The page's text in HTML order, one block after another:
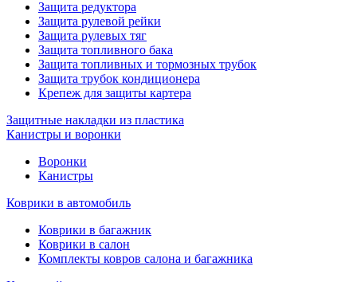
Защита редуктора
Защита рулевой рейки
Защита рулевых тяг
Защита топливного бака
Защита топливных и тормозных трубок
Защита трубок кондиционера
Крепеж для защиты картера
Защитные накладки из пластика
Канистры и воронки
Воронки
Канистры
Коврики в автомобиль
Коврики в багажник
Коврики в салон
Комплекты ковров салона и багажника